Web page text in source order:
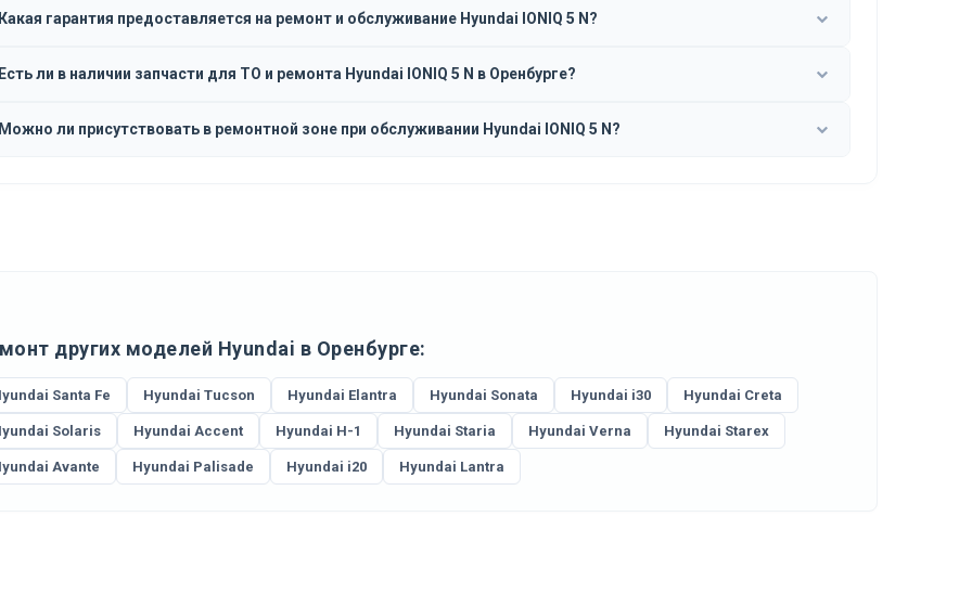
гарантия предоставляется на ремонт и обслуживание Hyundai IONIQ 5 N?
ли в наличии запчасти для ТО и ремонта Hyundai IONIQ 5 N в Оренбурге?
ли присутствовать в ремонтной зоне при обслуживании Hyundai IONIQ 5 N?
других моделей Hyundai в Оренбурге:
Santa Fe Hyundai Tucson Hyundai Elantra Hyundai Sonata Hyundai i30 Hyundai Creta
Solaris Hyundai Accent Hyundai H-1 Hyundai Staria Hyundai Verna Hyundai Starex
Avante Hyundai Palisade Hyundai i20 Hyundai Lantra